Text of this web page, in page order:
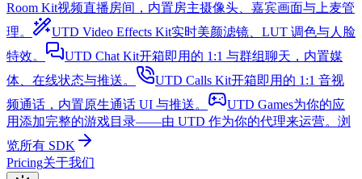
Room Kit视频直播房间，内置房主摄像头、嘉宾画面与上麦管
理。
UTD Video Effects Kit实时美颜滤镜、LUT 调色与人脸
特效。
UTD Chat Kit开箱即用的 1:1 与群组聊天，内置媒
体、在线状态与推送。
UTD Calls Kit开箱即用的 1:1 音视
频通话，内置原生通话 UI 与推送。
UTD Games为你的应
用添加完整的游戏目录——由 UTD 作为你的代理来运营。 浏
览所有 SDK
Pricing关于我们